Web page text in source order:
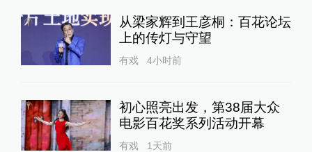
从梁家辉到王彦桐：百花论坛
上的传灯与守望
有戏 4小时前
初心照亮出发，第38届大众
电影百花奖系列活动开幕
有戏 1天前